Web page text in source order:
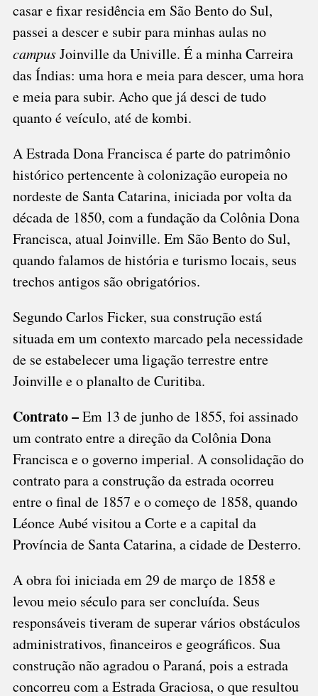
casar e fixar residência em São Bento do Sul,
passei a descer e subir para minhas aulas no
campusJoinville da Univille. É a minha Carreira
das Índias: uma hora e meia para descer, uma hora
e meia para subir. Acho que já desci de tudo
quanto é veículo, até de kombi.
A Estrada Dona Francisca é parte do patrimônio
histórico pertencente à colonização europeia no
nordeste de Santa Catarina, iniciada por volta da
década de 1850, com a fundação da Colônia Dona
Francisca, atual Joinville. Em São Bento do Sul,
quando falamos de história e turismo locais, seus
trechos antigos são obrigatórios.
Segundo Carlos Ficker, sua construção está
situada em um contexto marcado pela necessidade
de se estabelecer uma ligação terrestre entre
Joinville e o planalto de Curitiba.
Contrato –Em 13 de junho de 1855, foi assinado
um contrato entre a direção da Colônia Dona
Francisca e o governo imperial. A consolidação do
contrato para a construção da estrada ocorreu
entre o final de 1857 e o começo de 1858, quando
Léonce Aubé visitou a Corte e a capital da
Província de Santa Catarina, a cidade de Desterro.
A obra foi iniciada em 29 de março de 1858 e
levou meio século para ser concluída. Seus
responsáveis tiveram de superar vários obstáculos
administrativos, financeiros e geográficos. Sua
construção não agradou o Paraná, pois a estrada
concorreu com a Estrada Graciosa, o que resultou